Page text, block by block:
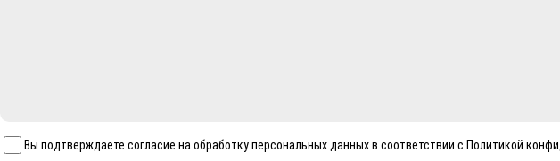
Вы подтверждаете согласие на обработку персональных данных в соответствии с Политикой